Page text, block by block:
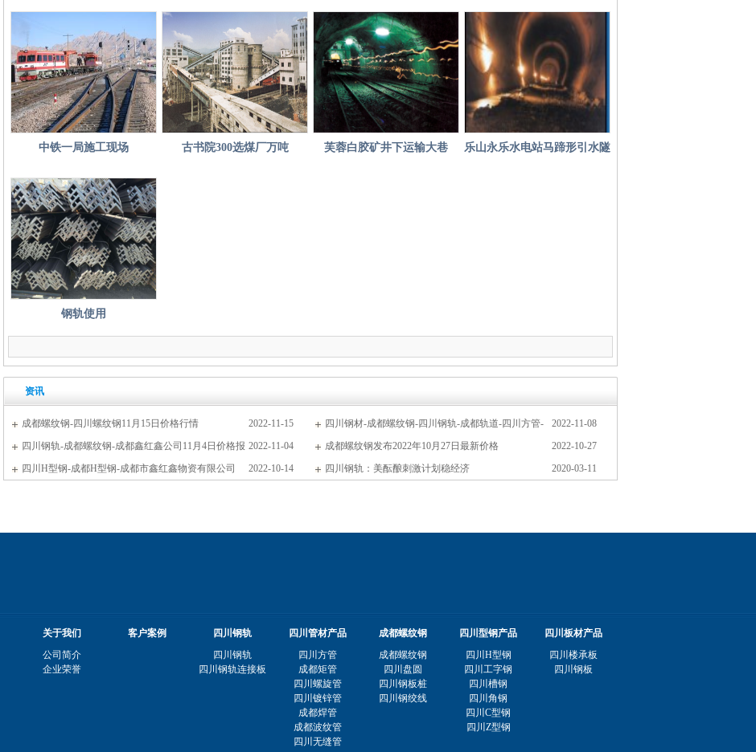
外铁矿石
12日唐山
[2019-11-12]
月挖掘机
[2019-11-09]
全国钢厂
[2019-11-09]
较去年有
储降息预
格预测
科技商务广场项目 桥项目 目
中铁一局施工现场 古书院300选煤厂万吨 芙蓉白胶矿井下运输大巷 乐山永乐水电站马蹄形引水隧
钢轨使用
资讯
2022-11-15
成都螺纹钢-四川螺纹钢11月15日价格行情 2022-11-08
四川钢材-成都螺纹钢-四川钢轨-成都轨道-四川方管-
成都矩管鑫红鑫2022年11月8日报价
2022-11-04
四川钢轨-成都螺纹钢-成都鑫红鑫公司11月4日价格报
价
2022-10-27
成都螺纹钢发布2022年10月27日最新价格
2022-10-14
四川H型钢-成都H型钢-成都市鑫红鑫物资有限公司
2020-03-11
四川钢轨：美酝酿刺激计划稳经济
关于我们
公司简介
企业荣誉
客户案例
四川钢轨
四川钢轨
四川钢轨连接板
四川管材产品
四川方管
成都矩管
四川螺旋管
四川镀锌管
成都焊管
成都波纹管
四川无缝管
成都螺纹钢
成都螺纹钢
四川盘圆
四川钢板桩
四川钢绞线
四川型钢产品
四川H型钢
四川工字钢
四川槽钢
四川角钢
四川C型钢
四川Z型钢
四川板材产品
四川楼承板
四川钢板